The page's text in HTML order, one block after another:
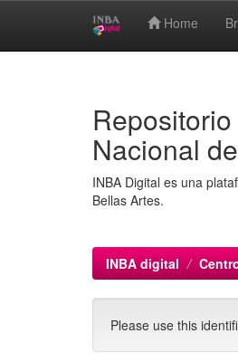
Home
Nacional
INBA Digital es una
Bellas Artes.
INBA digital
Please use this